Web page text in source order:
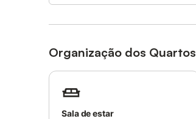
Organização dos Quartos
Sala de estar